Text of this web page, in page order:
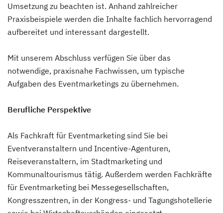
Umsetzung zu beachten ist. Anhand zahlreicher
Praxisbeispiele werden die Inhalte fachlich hervorragend
aufbereitet und interessant dargestellt.
Mit unserem Abschluss verfügen Sie über das
notwendige, praxisnahe Fachwissen, um typische
Aufgaben des Eventmarketings zu übernehmen.
Berufliche Perspektive
Als Fachkraft für Eventmarketing sind Sie bei
Eventveranstaltern und Incentive-Agenturen,
Reiseveranstaltern, im Stadtmarketing und
Kommunaltourismus tätig. Außerdem werden Fachkräfte
für Eventmarketing bei Messegesellschaften,
Kongresszentren, in der Kongress- und Tagungshotellerie